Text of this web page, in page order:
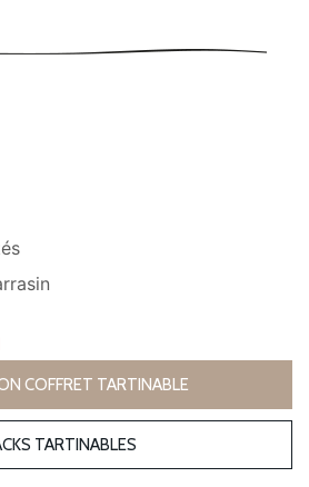
COFFRET TARTINABLE
TARTINABLES